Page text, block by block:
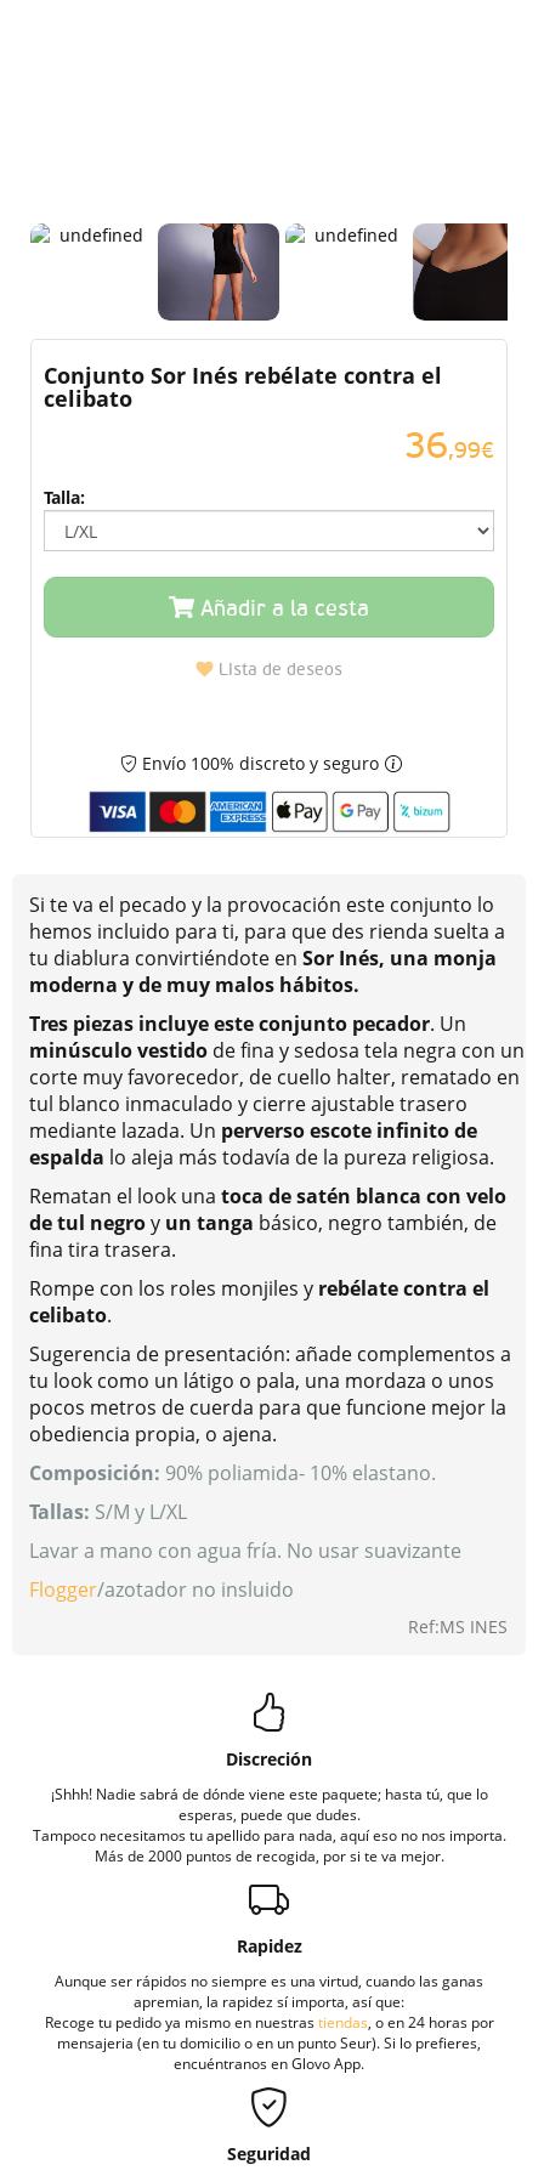
Conjunto Sor Inés rebélate contra el
celibato
36,99€
Talla:
Añadir a la cesta
Lista de deseos
Envío 100% discreto y seguro
Si te va el pecado y la provocación este conjunto lo
hemos incluido para ti, para que des rienda suelta a
tu diablura convirtiéndote en Sor Inés, una monja
moderna y de muy malos hábitos.
Tres piezas incluye este conjunto pecador. Un
minúsculo vestido de fina y sedosa tela negra con un
corte muy favorecedor, de cuello halter, rematado en
tul blanco inmaculado y cierre ajustable trasero
mediante lazada. Un perverso escote infinito de
espalda lo aleja más todavía de la pureza religiosa.
Rematan el look una toca de satén blanca con velo
de tul negroy un tanga básico, negro también, de
fina tira trasera.
Rompe con los roles monjiles y rebélate contra el
celibato.
Sugerencia de presentación: añade complementos a
tu look como un látigo o pala, una mordaza o unos
pocos metros de cuerda para que funcione mejor la
obediencia propia, o ajena.
Composición: 90% poliamida- 10% elastano.
Tallas: S/M y L/XL
Lavar a mano con agua fría. No usar suavizante
Flogger/azotador no insluido
Ref:MS INES
Discreción
¡Shhh! Nadie sabrá de dónde viene este paquete; hasta tú, que lo
esperas, puede que dudes.
Tampoco necesitamos tu apellido para nada, aquí eso no nos importa.
Más de 2000 puntos de recogida, por si te va mejor.
Rapidez
Aunque ser rápidos no siempre es una virtud, cuando las ganas
apremian, la rapidez sí importa, así que:
Recoge tu pedido ya mismo en nuestrastiendas , o en 24 horas por
mensajeria (en tu domicilio o en un punto Seur). Si lo prefieres,
encuéntranos en Glovo App.
Seguridad